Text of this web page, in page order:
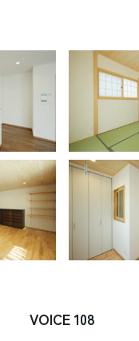
VOICE 108